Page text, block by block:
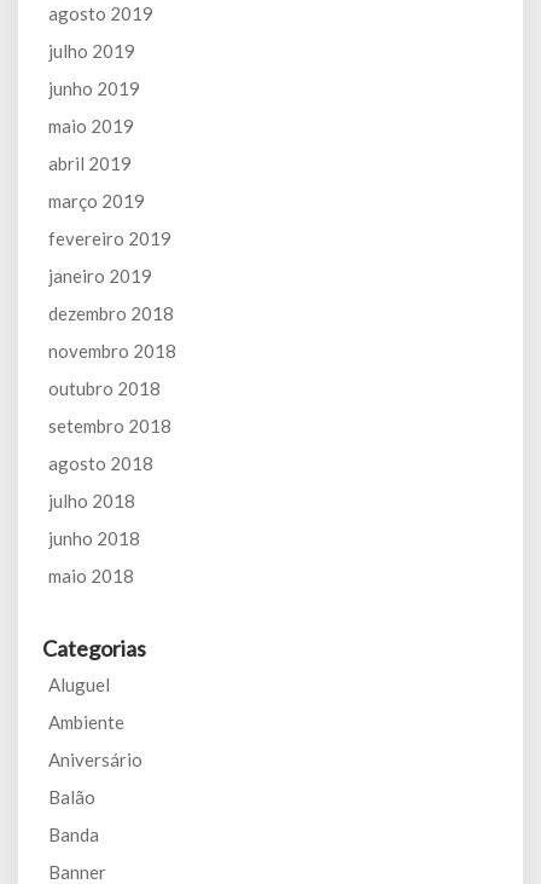
agosto 2019
julho 2019
junho 2019
maio 2019
abril 2019
março 2019
fevereiro 2019
janeiro 2019
dezembro 2018
novembro 2018
outubro 2018
setembro 2018
agosto 2018
julho 2018
junho 2018
maio 2018
Categorias
Aluguel
Ambiente
Aniversário
Balão
Banda
Banner